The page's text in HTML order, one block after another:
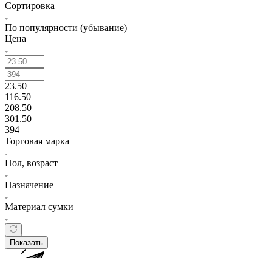
Сортировка
По популярности (убывание)
Цена
23.50
116.50
208.50
301.50
394
Торговая марка
Пол, возраст
Назначение
Материал сумки
Показать